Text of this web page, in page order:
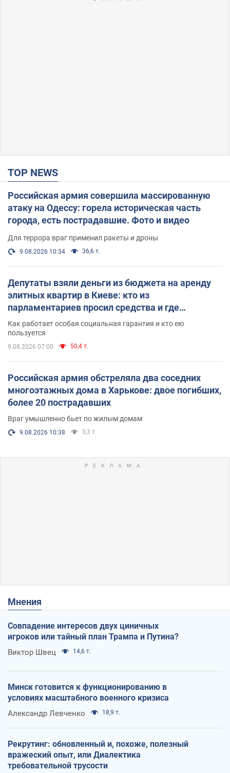
TOP NEWS
Российская армия совершила массированную
атаку на Одессу: горела историческая часть
города, есть пострадавшие. Фото и видео
Для террора враг применил ракеты и дроны
9.08.2026 10:34 36,6 т.
Депутаты взяли деньги из бюджета на аренду
элитных квартир в Киеве: кто из
парламентариев просил средства и где
поселился
Как работает особая социальная гарантия и кто ею
пользуется
9.08.2026 07:00 50,4 т.
Российская армия обстреляла два соседних
многоэтажных дома в Харькове: двое погибших,
более 20 пострадавших
Враг умышленно бьет по жилым домам
9.08.2026 10:38 3,3 т.
Мнения
Совпадение интересов двух циничных
игроков или тайный план Трампа и Путина?
Виктор Швец 14,6 т.
Минск готовится к функционированию в
условиях масштабного военного кризиса
Александр Левченко 18,9 т.
Рекрутинг: обновленный и, похоже, полезный
вражеский опыт, или Диалектика
требовательной трусости